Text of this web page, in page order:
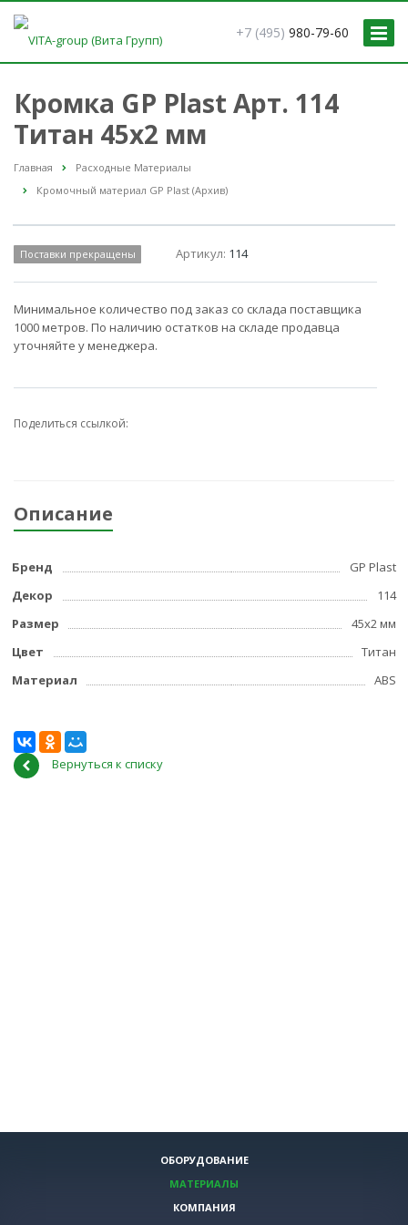
+7 (495) 980-79-60
Кромка GP Plast Арт. 114
Титан 45x2 мм
Главная
Расходные Материалы
Кромочный материал GP Plast (Архив)
Поставки прекращены Артикул: 114
Минимальное количество под заказ со склада поставщика
1000 метров. По наличию остатков на складе продавца
уточняйте у менеджера.
Поделиться ссылкой:
Описание
Бренд
GP Plast
Декор
114
Размер
45x2 мм
Цвет
Титан
Материал
ABS
Вернуться к списку
ОБОРУДОВАНИЕ
МАТЕРИАЛЫ
КОМПАНИЯ